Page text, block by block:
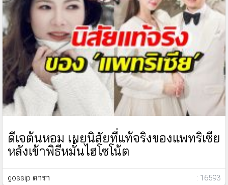
ดีเจต้นหอม เผยนิสัยที่แท้จริงของแพทริเซีย
หลังเข้าพิธีหมั้นไฮโซโน้ต
gossip ดารา : 16593